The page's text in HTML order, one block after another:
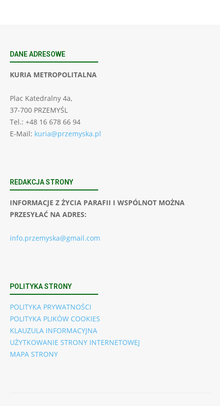
DANE ADRESOWE
KURIA METROPOLITALNA
Plac Katedralny 4a,
37-700 PRZEMYŚL
Tel.: +48 16 678 66 94
E-Mail: kuria@przemyska.pl
REDAKCJA STRONY
INFORMACJE Z ŻYCIA PARAFII I WSPÓLNOT MOŻNA
PRZESYŁAĆ NA ADRES:
info.przemyska@gmail.com
POLITYKA STRONY
POLITYKA PRYWATNOŚCI
POLITYKA PLIKÓW COOKIES
KLAUZULA INFORMACYJNA
UŻYTKOWANIE STRONY INTERNETOWEJ
MAPA STRONY